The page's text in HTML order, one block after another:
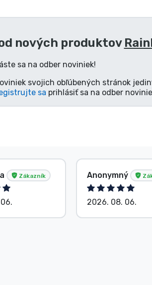
nových produktov
sa na odber noviniek!
svojich obľúbených stránok
sa prihlásiť sa na odber
Zákazník Anonymný
2026. 08. 06.